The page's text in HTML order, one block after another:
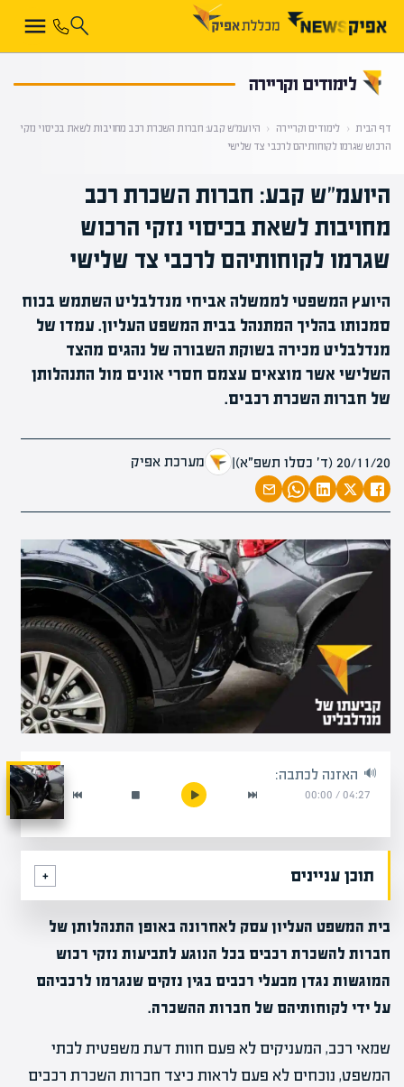
לימודים וקריירה
דף הבית ‹ לימודים וקריירה ‹ היועמ"ש קבע: חברות השכרת רכב מחויבות לשאת בכיסוי נזקי
הרכוש שגרמו לקוחותיהם לרכבי צד שלישי
היועמ"ש קבע: חברות השכרת רכב
מחויבות לשאת בכיסוי נזקי הרכוש
שגרמו לקוחותיהם לרכבי צד שלישי
היועץ המשפטי לממשלה אביחי מנדלבליט השתמש בכוח
סמכותו בהליך המתנהל בבית המשפט העליון. עמדו של
מנדלבליט מכירה בשוקת השבורה של נהגים מהצד
השלישי אשר מוצאים עצמם חסרי אונים מול התנהלותן
של חברות השכרת רכבים.
20/11/20 (ד׳ כסלו תשפ״א) | מערכת אפיק
האזנה לכתבה:
04:27
/
00:00
תוכן עניינים
בית המשפט העליון עסק לאחרונה באופן התנהלותן של
חברות להשכרת רכבים בכל הנוגע לתביעות נזקי רכוש
המוגשות נגדן מבעלי רכבים בגין נזקים שנגרמו לרכביהם
על ידי לקוחותיהם של חברות ההשכרה.
שמאי רכב, המעניקים לא פעם חוות דעת משפטית לבתי
המשפט, נוכחים לא פעם לראות כיצד חברות השכרת רכבים